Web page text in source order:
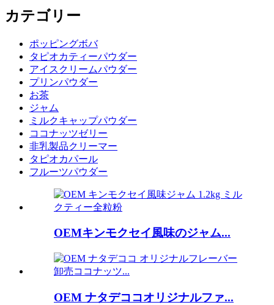
カテゴリー
ポッピングボバ
タピオカティーパウダー
アイスクリームパウダー
プリンパウダー
お茶
ジャム
ミルクキャップパウダー
ココナッツゼリー
非乳製品クリーマー
タピオカパール
フルーツパウダー
OEMキンモクセイ風味のジャム...
OEM ナタデココオリジナルファ...